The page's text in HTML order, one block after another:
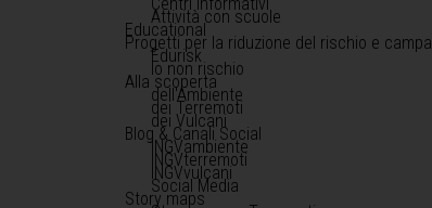
Attività con scuole
Educational
Progetti per la riduzione del rischio e
Edurisk
Io non rischio
Alla scoperta
dell'Ambiente
dei Terremoti
dei Vulcani
Blog & Canali Social
INGVambiente
INGVterremoti
INGVvulcani
Social Media
Story maps